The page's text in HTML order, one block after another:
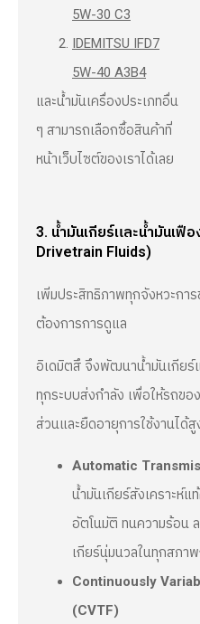
5W-30 C3
IDEMITSU IFD7
5W-40 A3B4
และน้ำมันเครื่องประเภทอื่น
ๆ สามารถเลือกซื้อสินค้าที่
หน้าเว็บไซต์ของเราได้เลย
3. น้ำมันเกียร์และน้ำมันเฟื
Drivetrain Fluids)
เพิ่มประสิทธิภาพทุกจังหวะกา
ต้องการการดูแล
อิเดมิตสึ จึงพัฒนาน้ำมันเกียร์
ทุกระบบส่งกำลัง เพื่อให้รถข
ส่วนและยืดอายุการใช้งานได้สู
Automatic
น้ำมันเกียร์สังเคราะห์
อัตโนมัติ ทนความร้อน
เกียร์นุ่มนวลในทุกสภา
Continuously
(CVTF)